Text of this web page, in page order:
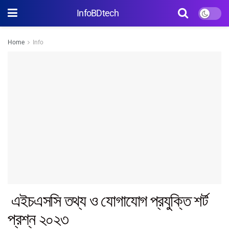
InfoBDtech
Home Info
এইচএসসি তথ্য ও যোগাযোগ প্রযুক্তি শর্ট
প্রশ্ন ২০২৩